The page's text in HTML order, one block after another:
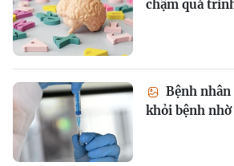
chậm quá
Bệnh
khỏi bệnh nhờ